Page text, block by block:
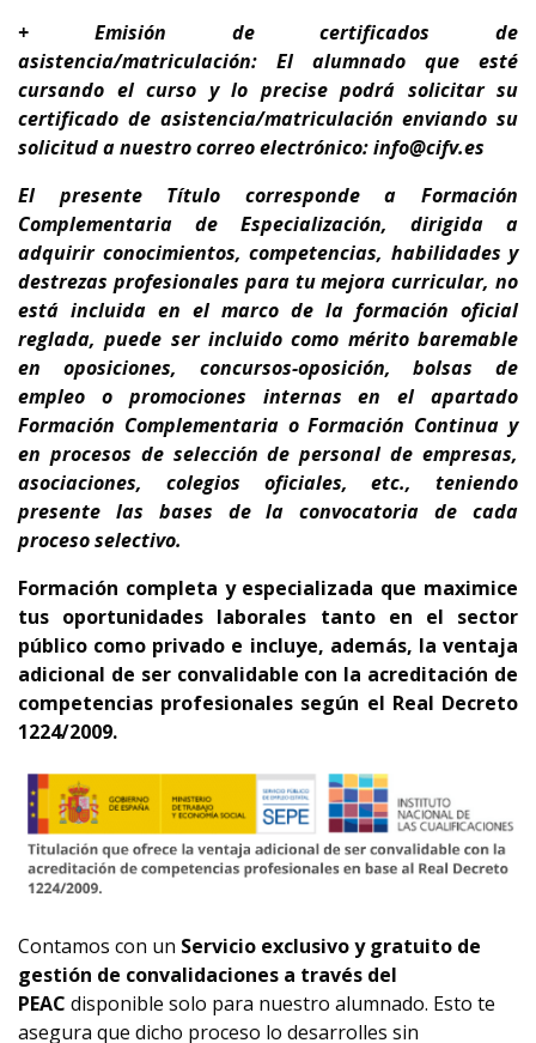
+ Emisión de certificados de
asistencia/matriculación: El alumnado que esté
cursando el curso y lo precise podrá solicitar su
certificado de asistencia/matriculación enviando su
solicitud a nuestro correo electrónico: info@cifv.es
El presente Título corresponde a Formación
Complementaria de Especialización, dirigida a
adquirir conocimientos, competencias, habilidades y
destrezas profesionales para tumejora curricular, no
está incluida en el marco de la formación oficial
reglada,puede ser incluido como mérito baremable
en oposiciones, concursos-oposición, bolsas de
empleo o promociones internas en el apartado
Formación Complementaria o Formación Continua y
en procesos de selección de personal de empresas,
asociaciones, colegios oficiales, etc., teniendo
presente las bases de la convocatoria de cada
proceso selectivo.
Formación completa yespecializada que maximice
tus oportunidades laborales tanto en el sector
público como privado e incluye, además, la ventaja
adicional de ser convalidable con la acreditación de
competencias profesionales según el Real Decreto
1224/2009.
Contamos con un Servicio exclusivo y gratuito de
gestión de convalidaciones a través del
PEAC disponible solo para nuestro alumnado. Esto te
asegura que dicho proceso lo desarrolles sin